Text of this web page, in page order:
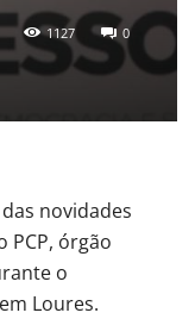
1127 0
novidades
PCP, órgão
o
Loures.